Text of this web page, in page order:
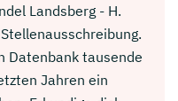
Landsberg - H.
Datenbank tausende
Jahren ein